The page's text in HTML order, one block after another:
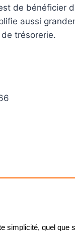
de bénéficier
aussi
trésorerie.
simplicité, quel que